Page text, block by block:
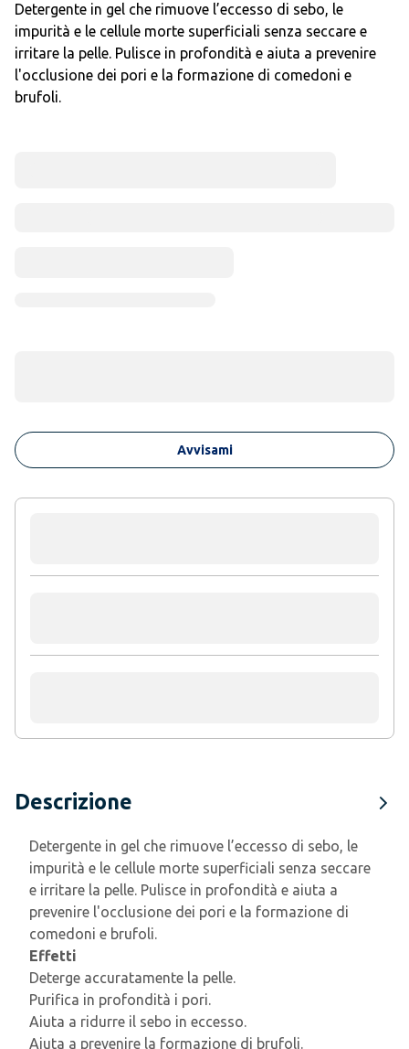
Detergente in gel che rimuove l’eccesso di sebo, le
impurità e le cellule morte superficiali senza seccare e
irritare la pelle. Pulisce in profondità e aiuta a prevenire
l'occlusione dei pori e la formazione di comedoni e
brufoli.
Avvisami
Descrizione
Detergente in gel che rimuove l’eccesso di sebo, le
impurità e le cellule morte superficiali senza seccare
e irritare la pelle. Pulisce in profondità e aiuta a
prevenire l'occlusione dei pori e la formazione di
comedoni e brufoli.
Effetti
Deterge accuratamente la pelle.
Purifica in profondità i pori.
Aiuta a ridurre il sebo in eccesso.
Aiuta a prevenire la formazione di brufoli.